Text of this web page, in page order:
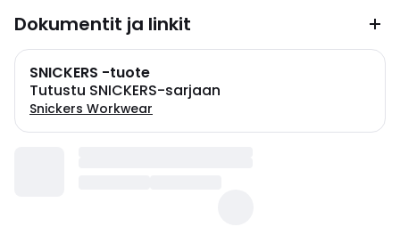
Dokumentit ja linkit
SNICKERS -tuote
Tutustu SNICKERS-sarjaan
Snickers Workwear